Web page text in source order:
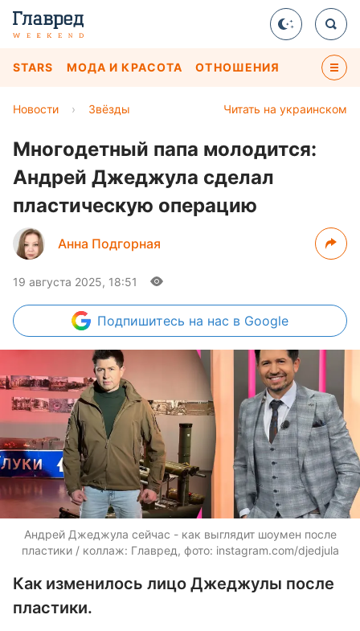
STARS МОДА И КРАСОТА ОТНОШЕНИЯ
Читать на украинском
Новости › Звёзды
Многодетный папа молодится:
Андрей Джеджула сделал
пластическую операцию
Анна Подгорная
19 августа 2025, 18:51
Подпишитесь на нас в Google
Андрей Джеджула сейчас - как выглядит шоумен после
пластики / коллаж: Главред, фото: instagram.com/djedjula
Как изменилось лицо Джеджулы после
пластики.